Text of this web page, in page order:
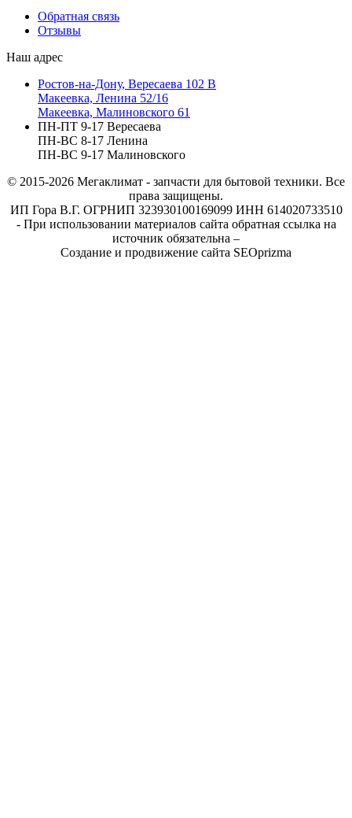
Обратная связь
Отзывы
Наш адрес
Ростов-на-Дону, Вересаева 102 В
Макеевка, Ленина 52/16
Макеевка, Малиновского 61
ПН-ПТ 9-17 Вересаева
ПН-ВС 8-17 Ленина
ПН-ВС 9-17 Малиновского
© 2015-2026 Мегаклимат - запчасти для бытовой техники. Все
права защищены.
ИП Гора В.Г. ОГРНИП 323930100169099 ИНН 614020733510
- При использовании материалов сайта обратная ссылка на
источник обязательна –
Создание и продвижение сайта SEOprizma